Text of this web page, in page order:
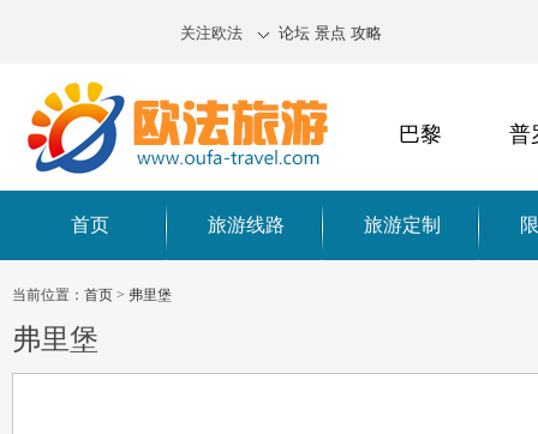
关注欧法 论坛 景点 攻略
巴黎 普
首页 旅游线路 旅游定制
当前位置： 首页 > 弗里堡
弗里堡